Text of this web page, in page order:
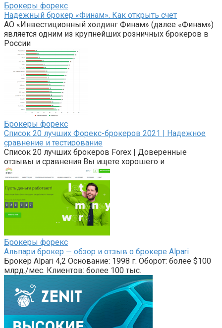
Брокеры форекс
Надежный брокер «Финам». Как открыть счет
АО «Инвестиционный холдинг Финам» (далее «Финам»)
является одним из крупнейших розничных брокеров в
России
Брокеры форекс
Список 20 лучших Форекс-брокеров 2021 | Надежное
сравнение и тестирование
Список 20 лучших брокеров Forex | Доверенные
отзывы и сравнения Вы ищете хорошего и
Брокеры форекс
Альпари брокер — обзор и отзыв о брокере Alpari
Брокер Alpari 4,2 Основание: 1998 г. Оборот: более $100
млрд./мес. Клиентов: более 100 тыс.